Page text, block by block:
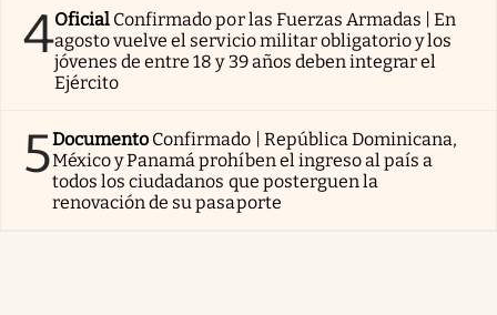
4Oficial Confirmado por las Fuerzas Armadas | En
agosto vuelve el servicio militar obligatorio y los
jóvenes de entre 18 y 39 años deben integrar el
Ejército
5Documento Confirmado | República Dominicana,
México y Panamá prohíben el ingreso al país a
todos los ciudadanos que posterguen la
renovación de su pasaporte